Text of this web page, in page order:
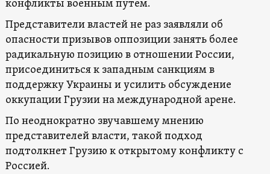
конфликты военным путем.
Представители властей не раз заявляли об
опасности призывов оппозиции занять более
радикальную позицию в отношении России,
присоединиться к западным санкциям в
поддержку Украины и усилить обсуждение
оккупации Грузии на международной арене.
По неоднократно звучавшему мнению
представителей власти, такой подход
подтолкнет Грузию к открытому конфликту с
Россией.